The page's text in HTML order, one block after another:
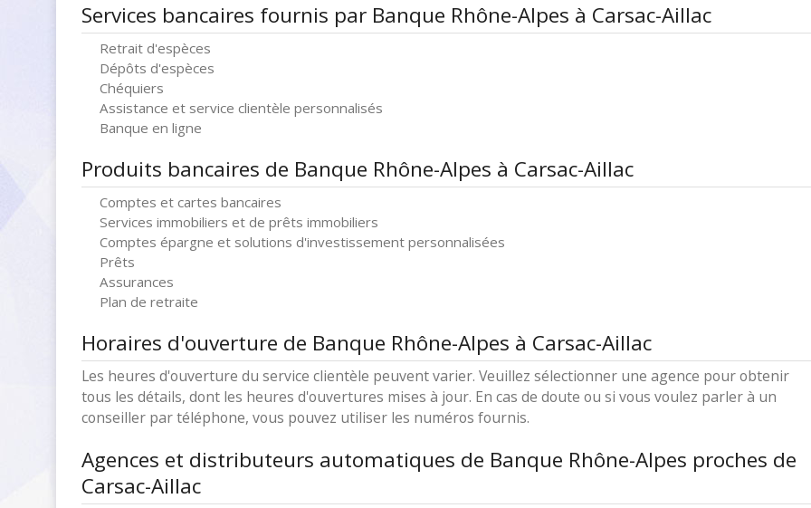
Services bancaires fournis par Banque Rhône-Alpes à Carsac-Aillac
Retrait d'espèces
Dépôts d'espèces
Chéquiers
Assistance et service clientèle personnalisés
Banque en ligne
Produits bancaires de Banque Rhône-Alpes à Carsac-Aillac
Comptes et cartes bancaires
Services immobiliers et de prêts immobiliers
Comptes épargne et solutions d'investissement personnalisées
Prêts
Assurances
Plan de retraite
Horaires d'ouverture de Banque Rhône-Alpes à Carsac-Aillac
Les heures d'ouverture du service clientèle peuvent varier. Veuillez sélectionner une agence pour obtenir
tous les détails, dont les heures d'ouvertures mises à jour. En cas de doute ou si vous voulez parler à un
conseiller par téléphone, vous pouvez utiliser les numéros fournis.
Agences et distributeurs automatiques de Banque Rhône-Alpes proches de
Carsac-Aillac